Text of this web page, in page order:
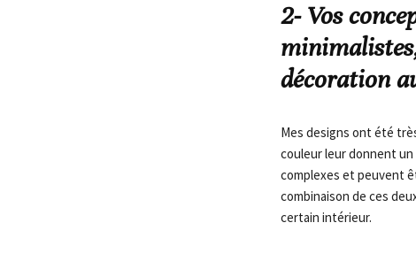
2- Vos
décoration
Mes designs ont été
couleur leur donnent
complexes et peuvent
combinaison de ces
certain intérieur.